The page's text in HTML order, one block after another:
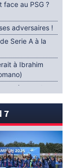
face au PSG ?
adversaires !
Serie A à la
à Ibrahim
entre le
ultimatum
à Dunkerque
7